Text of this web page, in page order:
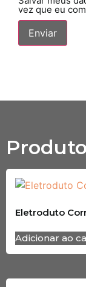
vez que eu
Eletroduto
Adicionar ao